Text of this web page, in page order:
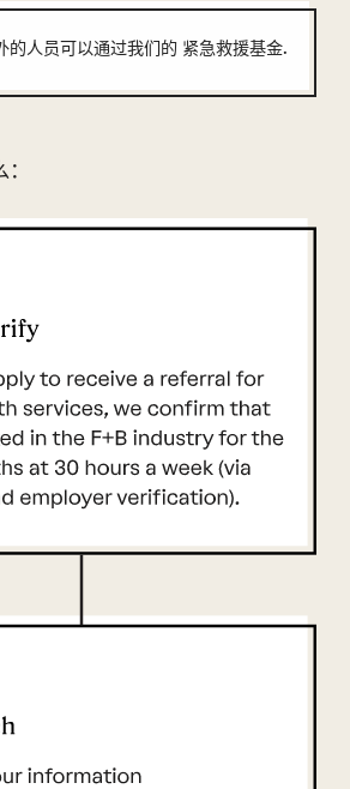
的人员可以通过我们的 紧急救援基金.